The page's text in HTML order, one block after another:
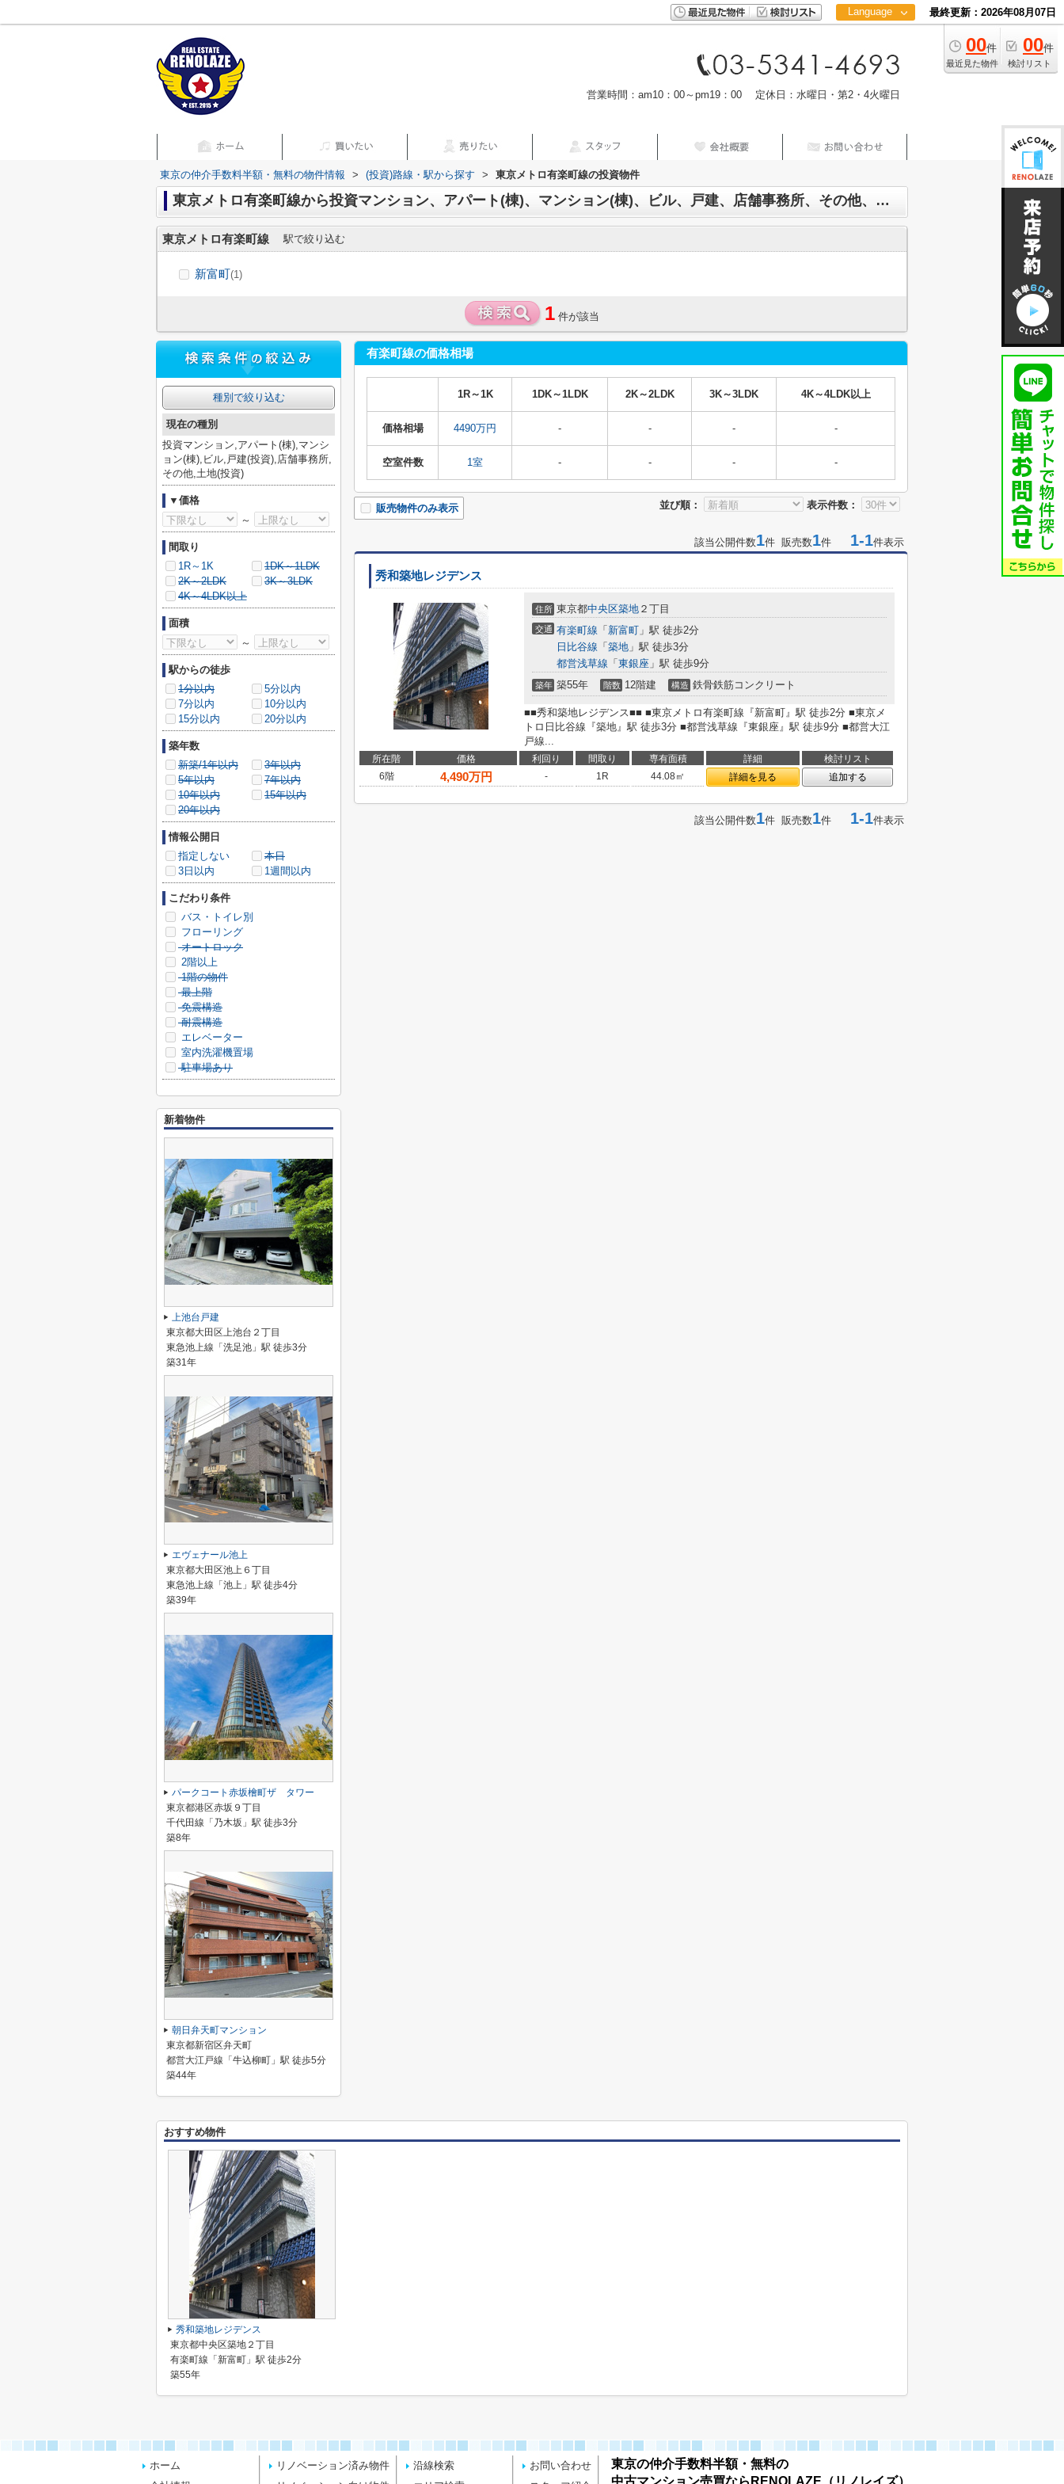
Language
中文
最終更新：2026年08月07日
00件
最近見た物件
00件
検討リスト
営業時間：am10：00～pm19：00 定休日：水曜日・第2・4火曜日
東京の仲介手数料半額・無料の物件情報 > (投資)路線・駅から探す > 東京メトロ有楽町線の投資物件
東京メトロ有楽町線から投資マンション、アパート(棟)、マンション(棟)、ビル、戸建、店舗事務所、その他、土地検索
東京メトロ有楽町線 駅で絞り込む
新富町(1)
1 件が該当
有楽町線の価格相場
1R～1K 1DK～1LDK 2K～2LDK 3K～3LDK 4K～4LDK以上
価格相場 4490万円 - - - -
空室件数 1室 - - - -
並び順： 表示件数：
販売物件のみ表示
該当公開件数1件 販売数1件 1-1件表示
秀和築地レジデンス
住所 東京都中央区築地 ２丁目
交通 有楽町線 「 新富町 」駅 徒歩2分
日比谷線 「 築地 」駅 徒歩3分
都営浅草線 「 東銀座 」駅 徒歩9分
築年 築55年 階数 12階建 構造 鉄骨鉄筋コンクリート
■■秀和築地レジデンス■■ ■東京メトロ有楽町線『新富町』駅 徒歩2分 ■東京メ
トロ日比谷線『築地』駅 徒歩3分 ■都営浅草線『東銀座』駅 徒歩9分 ■都営大江
戸線...
所在階 価格 利回り 間取り 専有面積 詳細
検討リスト
6階
4,490万円 - 1R 44.08㎡ 詳細を見る 追加する
該当公開件数1件 販売数1件 1-1件表示
種別で絞り込む
現在の種別
投資マンション,アパート(棟),マンシ
ョン(棟),ビル,戸建(投資),店舗事務所,
その他,土地(投資)
▼価格
～
間取り
1R～1K
1DK～1LDK
2K～2LDK
3K～3LDK
4K～4LDK以上
面積
～
駅からの徒歩
1分以内
5分以内
7分以内
10分以内
15分以内
20分以内
築年数
新築/1年以内
3年以内
5年以内
7年以内
10年以内
15年以内
20年以内
情報公開日
指定しない
本日
3日以内
1週間以内
こだわり条件
バス・トイレ別
フローリング
オートロック
2階以上
1階の物件
最上階
免震構造
耐震構造
エレベーター
室内洗濯機置場
駐車場あり
新着物件
上池台戸建
東京都大田区上池台２丁目
東急池上線「洗足池」駅 徒歩3分
築31年
エヴェナール池上
東京都大田区池上６丁目
東急池上線「池上」駅 徒歩4分
築39年
パークコート赤坂檜町ザ タワー
東京都港区赤坂９丁目
千代田線「乃木坂」駅 徒歩3分
築8年
朝日弁天町マンション
東京都新宿区弁天町
都営大江戸線「牛込柳町」駅 徒歩5分
築44年
おすすめ物件
秀和築地レジデンス
東京都中央区築地２丁目
有楽町線「新富町」駅 徒歩2分
築55年
ホーム
リノベーション済み物件
沿線検索
お問い合わせ
東京の仲介手数料半額・無料の
中古マンション売買ならRENOLAZE（リノレイズ）